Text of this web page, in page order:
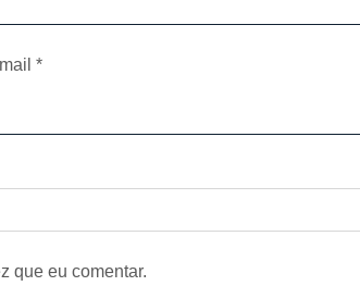
*
que eu comentar.